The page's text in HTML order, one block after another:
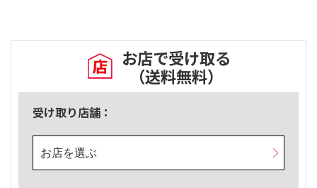
お店で受け取る
（送料無料）
受け取り店舗：
お店を選ぶ